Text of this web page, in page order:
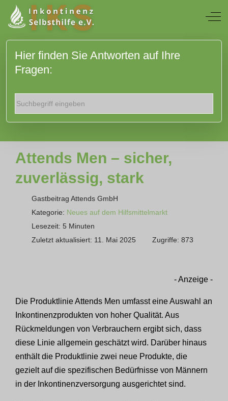
Off-
Hier finden Sie Antworten auf Ihre
Fragen:
Attends Men – sicher,
zuverlässig, stark
Gastbeitrag Attends GmbH
Kategorie: Neues auf dem Hilfsmittelmarkt
Lesezeit: 5 Minuten
Zuletzt aktualisiert: 11. Mai 2025
Zugriffe: 873
- Anzeige -
Die Produktlinie Attends Men umfasst eine Auswahl an
Inkontinenzprodukten von hoher Qualität. Aus
Rückmeldungen von Verbrauchern ergibt sich, dass
diese Linie allgemein geschätzt wird. Darüber hinaus
enthält die Produktlinie zwei neue Produkte, die
gezielt auf die spezifischen Bedürfnisse von Männern
in der Inkontinenzversorgung ausgerichtet sind.